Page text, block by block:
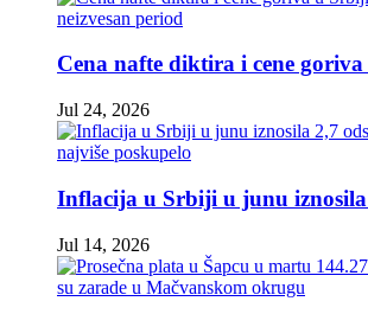
Cena nafte diktira i cene
Jul 24, 2026
Inflacija u Srbiji u junu iznosila
Jul 14, 2026